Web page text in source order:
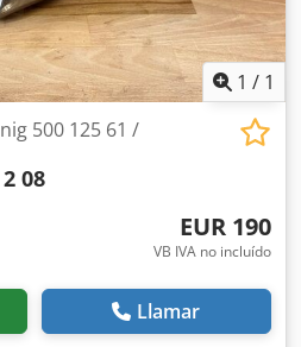
1 / 1
500 125 61 /
08
EUR 190
VB IVA no incluído
Llamar